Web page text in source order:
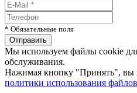
* Обязательные поля
Мы используем файлы cookie
обслуживания.
Нажимая кнопку "Принять", вы
политики использования